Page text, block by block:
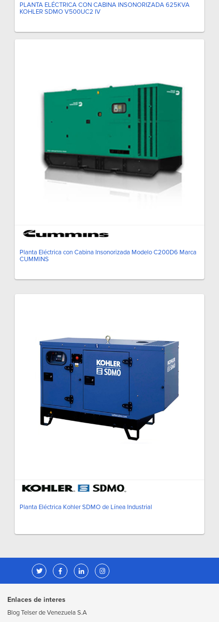
PLANTA ELÉCTRICA CON CABINA INSONORIZADA 625KVA
KOHLER SDMO V500UC2 IV
Planta Eléctrica con Cabina Insonorizada Modelo C200D6 Marca
CUMMINS
Planta Eléctrica Kohler SDMO de Línea Industrial
Enlaces de interes
Blog Telser de Venezuela S.A